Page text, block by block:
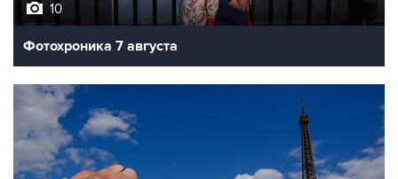
10
Фотохроника 7 августа